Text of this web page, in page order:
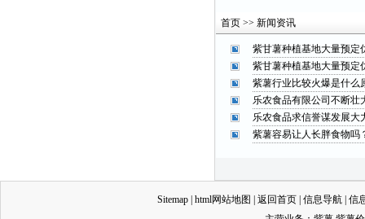
首页 >> 新闻资讯
紫甘薯种植基地大量预定
紫甘薯种植基地大量预定
紫薯行业比较火爆是什么
乐农食品有限公司不断壮
乐农食品求信誉谋发展大
紫薯容易让人长胖食物吗
Sitemap| html网站地图 返回首页| 信息导航| 信